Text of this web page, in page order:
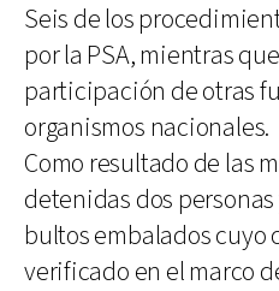
Seis de los
por la PSA, mientras
participación de otras
organismos nacionales.
Como resultado de las
detenidas dos
bultos embalados cuyo
verificado en el marco